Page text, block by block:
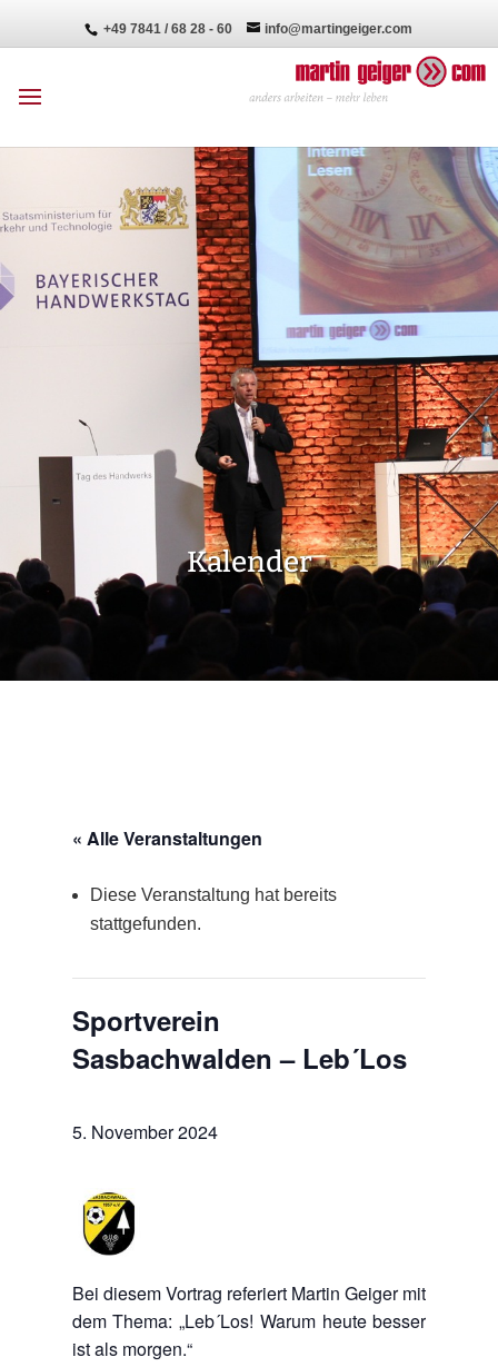
+49 7841 / 68 28 - 60 info@martingeiger.com
Kalender
« Alle Veranstaltungen
Diese Veranstaltung hat bereits
stattgefunden.
Sportverein
Sasbachwalden – Leb´Los
5. November 2024
Bei diesem Vortrag referiert Martin Geiger mit
dem Thema: „Leb´Los! Warum heute besser
ist als morgen.“